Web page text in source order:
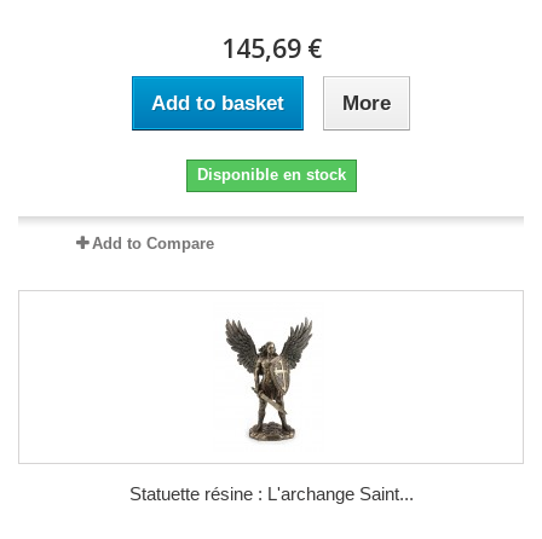
145,69 €
Add to basket More
Disponible en stock
Add to Compare
Statuette résine : L'archange Saint...